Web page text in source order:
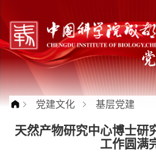
党建文化 基层党建
天然产物研究中心博士研
工作圆满